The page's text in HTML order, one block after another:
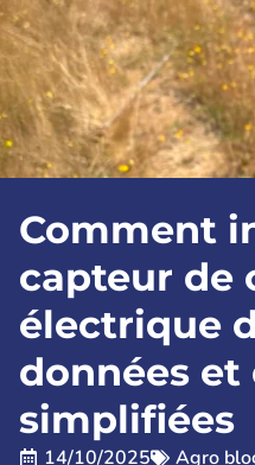
Comment
capteur de
électrique
données et
simplifiées
14/10/2025 Agro